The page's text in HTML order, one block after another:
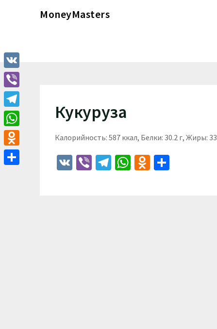
MoneyMasters
Кукуруза
Калорийность: 587 ккал, Белки: 30.2 г, Жиры:
VK ViberTelegram
WhatsApp
VK
Viber
Telegram
WhatsApp
Odnoklassniki